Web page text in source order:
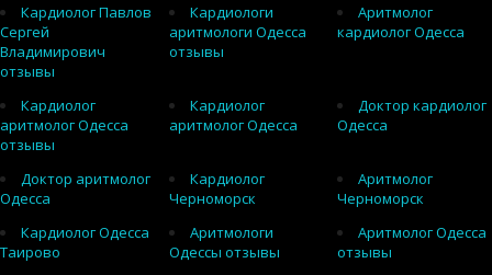
Кардиолог Павлов
Сергей
Владимирович
отзывы
Кардиологи
аритмологи Одесса
отзывы
Аритмолог
кардиолог Одесса
Кардиолог
аритмолог Одесса
отзывы
Кардиолог
аритмолог Одесса
Доктор кардиолог
Одесса
Доктор аритмолог
Одесса
Кардиолог
Черноморск
Аритмолог
Черноморск
Кардиолог Одесса
Таирово
Аритмологи
Одессы отзывы
Аритмолог Одесса
отзывы